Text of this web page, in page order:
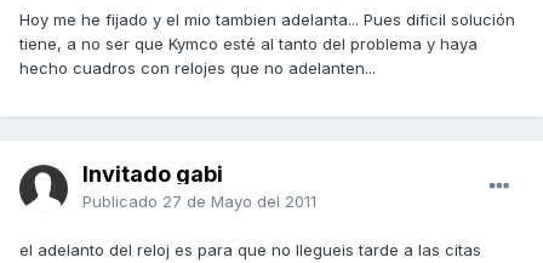
Hoy me he fijado y el mio tambien adelanta... Pues dificil solución
tiene, a no ser que Kymco esté al tanto del problema y haya
hecho cuadros con relojes que no adelanten...
Invitado gabi
Publicado 27 de Mayo del 2011
el adelanto del reloj es para que no llegueis tarde a las citas